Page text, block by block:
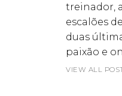
treinador,
escalões
duas
paixão e
VIEW ALL